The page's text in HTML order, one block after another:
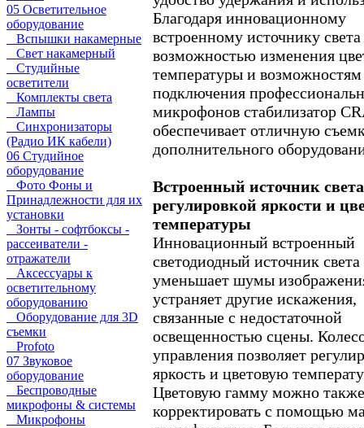
05 Осветительное
оборудование
Вспышки накамерные
Свет накамерный
Студийные
осветители
Комплекты света
Лампы
Синхронизаторы
(Радио ИК кабели)
06 Студийное
оборудование
Фото Фоны и
Принадлежности для их
установки
Зонты - софтбоксы -
рассеиватели -
отражатели
Аксессуары к
осветительному
оборудованию
Оборудование для 3D
съемки
Profoto
07 Звуковое
оборудование
Беспроводные
микрофоны & системы
Микрофоны
Благодаря инновационному
встроенному источнику света
возможностью изменения
температуры и возможностям
подключения
микрофонов стабилизатор
обеспечивает отличную
дополнительного
Встроенный источник
регулировкой яркости и
температуры
Инновационный встроенный
светодиодный источник света
уменьшает шумы
устраняет другие искажения,
связанные с недостаточной
освещенностью сцены.
управления позволяет
яркость и цветовую
Цветовую гамму можно также
корректировать с помощью